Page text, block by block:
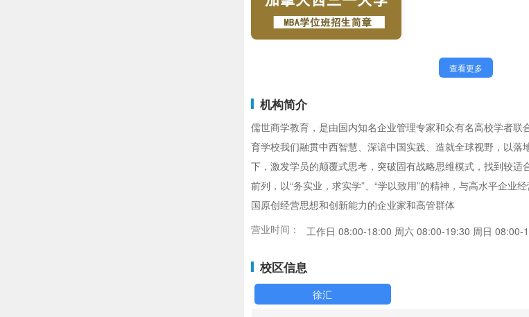
查看更多
机构简介
儒世商学教育，是由国内知名企业管理专家和众有名高校学者联
育学校我们融贯中西智慧、深谙中国实践、造就全球视野，以落
下，激发学员的颠覆式思考，突破固有战略思维模式，找到较适
前列，以“务实业，求实学”、“学以致用”的精神，与高水平企业
国原创经营思想和创新能力的企业家和高管群体
营业时间：
工作日 08:00-18:00 周六 08:00-19:30 周日 08:00-
校区信息
徐汇